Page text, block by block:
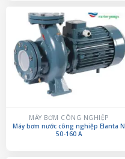
MÁY BƠM CÔNG NGHIỆP
Máy bơm nước công nghiệp Elanta N
50-160 A